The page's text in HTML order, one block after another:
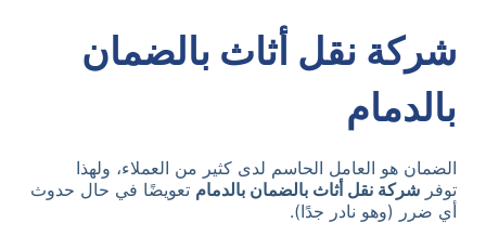
شركة نقل أثاث بالضمان
بالدمام
الضمان هو العامل الحاسم لدى كثير من العملاء، ولهذا
توفر شركة نقل أثاث بالضمان بالدمام تعويضًا في حال حدوث
أي ضرر (وهو نادر جدًا).